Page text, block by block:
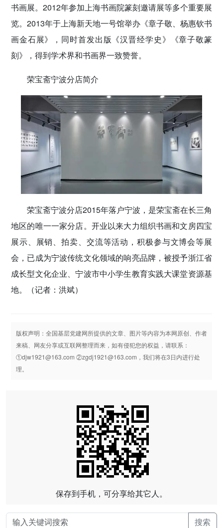
书画展。2012年参加上海书画院篆刻邀请展等多个重要展
览。2013年于上海新天地一号馆举办《章子敬、杨惠钦书
画金石展》，同时首发出版《汉晋经学史》《章子敬篆
刻》，得到学术界和书画界一致赞誉。
荣宝斋宁波分店简介
荣宝斋宁波分店2015年落户宁波，是荣宝斋在长三角
地区的唯一一家分店。开业以来大力组织书画和文房四宝
展示、展销、拍卖、交流等活动，积极参与文博会等展
会，已成为宁波传统文化领域的响亮品牌，被授予浙江省
成长型文化企业、宁波市中小学生教育实践大课堂资源基
地。
（记者：洪斌）
版权声明：全国基层党建网所提供的文章、图片等内容为本网原创、作者
来稿、网友分享或互联网整理而来，如有侵犯您的权益，请联系：
①djw1921@163.com ②zgdj1921@163.com，我们将在3日内进行处
理。
保存到手机，可分享给其它人。
搜索